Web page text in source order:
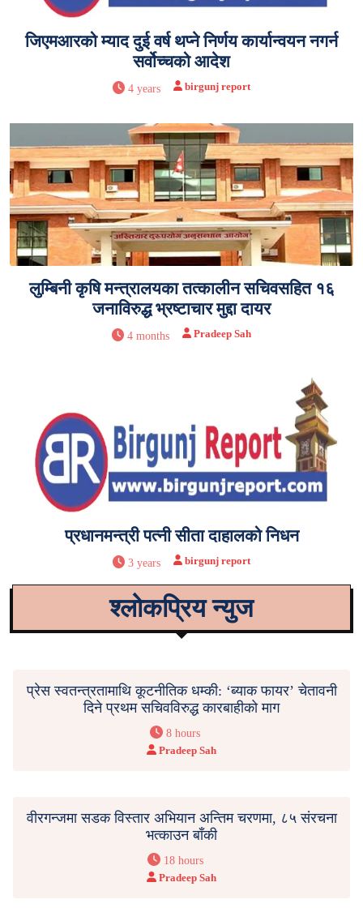
जिएमआरको म्याद दुई वर्ष थप्ने निर्णय कार्यान्वयन नगर्न
सर्वोच्चको आदेश
4 years birgunj report
लुम्बिनी कृषि मन्त्रालयका तत्कालीन सचिवसहित १६
जनाविरुद्ध भ्रष्टाचार मुद्दा दायर
4 months Pradeep Sah
प्रधानमन्त्री पत्नी सीता दाहालको निधन
3 years birgunj report
श्लोकप्रिय न्युज
प्रेस स्वतन्त्रतामाथि कूटनीतिक धम्की: ‘ब्याक फायर’ चेतावनी
दिने प्रथम सचिवविरुद्ध कारबाहीको माग
8 hours
Pradeep Sah
वीरगन्जमा सडक विस्तार अभियान अन्तिम चरणमा, ८५ संरचना
भत्काउन बाँकी
18 hours
Pradeep Sah